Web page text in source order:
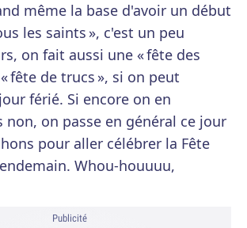
même la base d'avoir un début
les saints », c'est un peu
on fait aussi une « fête des
fête de trucs », si on peut
férié. Si encore on en
on passe en général ce jour
pour aller célébrer la Fête
Whou-houuuu,
Publicité